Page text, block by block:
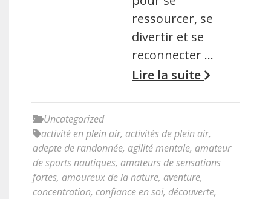
ressourcer, se
divertir et se
reconnecter …
Lire la suite
Uncategorized
activité en plein air, activités de plein air,
adepte de randonnée, agilité mentale, amateur
de sports nautiques, amateurs de sensations
fortes, amoureux de la nature, aventure,
concentration, confiance en soi, découverte,